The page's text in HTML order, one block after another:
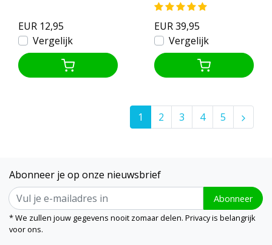
EUR 12,95
Vergelijk
EUR 39,95
Vergelijk
1 2 3 4 5
Abonneer je op onze nieuwsbrief
Abonneer
* We zullen jouw gegevens nooit zomaar delen. Privacy is belangrijk
voor ons.